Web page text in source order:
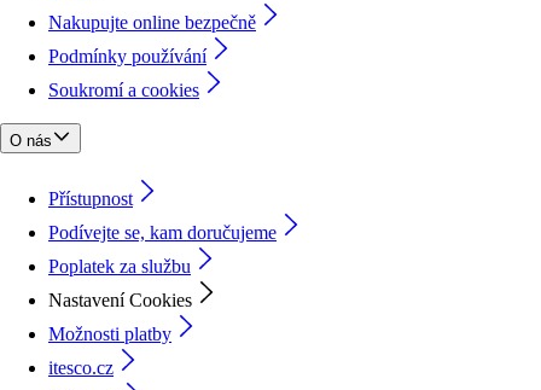
Nakupujte online bezpečně
Podmínky používání
Soukromí a cookies
O nás
Přístupnost
Podívejte se, kam doručujeme
Poplatek za službu
Nastavení Cookies
Možnosti platby
itesco.cz